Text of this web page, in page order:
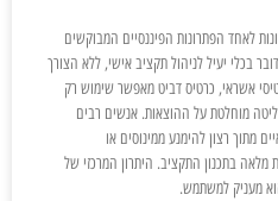
לאחד הפתרונות הפיננסיים המבוקשים
בכלי יעיל לניהול תקציב אישי, ללא הצורך
אשראי, כרטיס דביט מאפשר שימוש רק
מוחלטת על ההוצאות. אנשים רבים
מתוך רצון להימנע ממינוסים או
מלאה בתכנון התקציב. היתרון המרכזי של
מעניק למשתמש.